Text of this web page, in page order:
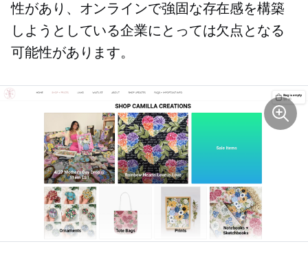
性があり、オンラインで強固な存在感を構築
しようとしている企業にとっては欠点となる
可能性があります。